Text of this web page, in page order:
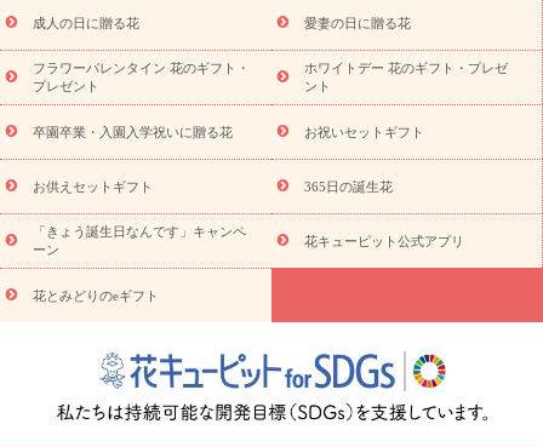
ンド花
お祝い お供え・お悔やみ 胡蝶蘭 胡蝶蘭・花鉢
ディ胡蝶蘭・お祝い
ミディ胡蝶蘭・お供え
世界初の青色胡蝶蘭
観葉植物
観葉植物 産直多肉植物
プリザーブドフラワー
お祝い
お供え・お悔やみ 花とセットギフト
セミオーダー
プチギフト（hanamore -ハナモア-）
花とみどりのeギフト
キューピットのeGfit
カラー ピンク イエローオレンジ
レッ
ド
お花の種類 トルコキキョウ
お祝い お祝い・3000円～ お祝い・4000円～
お祝い・
5000円～
お祝い・7000円～ お祝い・ 10000円～
お供え・お
悔やみ
円～
お供え・お悔やみ・
読み物
いのマナー
定年退職祝いのマナー
お祝いを贈るときのマナー・
花キューピットのお祝いコラム一覧
誕生日のお花を「色
彩心理学」で選ぶ方法
結婚祝いの予算相場
出産祝いお役立ち情
成人の日に贈る花 愛妻の日に贈る花
フラワーバレンタイン 花のギフト・
プレゼント
ホワイトデー 花のギフト・プレゼ
ント
卒園卒業・入園入学祝いに贈る花 お祝いセットギフト
お供えセットギフト 365日の誕生花
「きょう誕生日なんです」キャンペ
ーン
花キューピット公式アプリ
花とみどりのeギフト